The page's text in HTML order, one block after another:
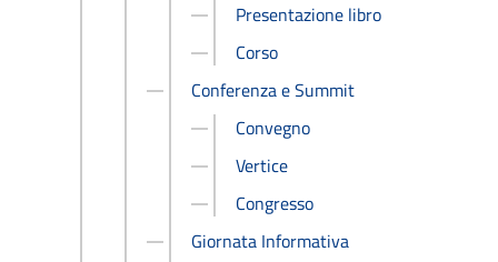
Presentazione libro
Corso
Conferenza e Summit
Convegno
Vertice
Congresso
Giornata Informativa